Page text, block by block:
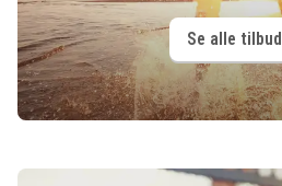
Se alle tilbud